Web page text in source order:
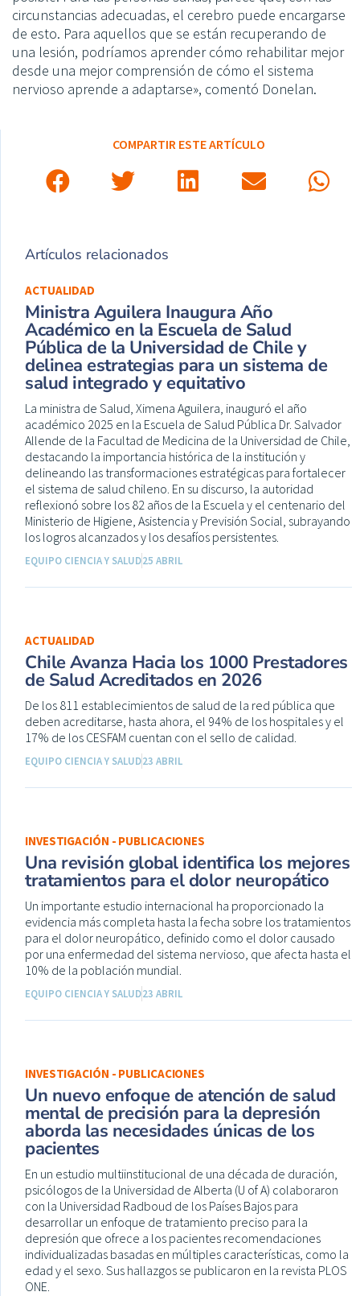
circunstancias adecuadas, el cerebro puede encargarse
de esto. Para aquellos que se están recuperando de
una lesión, podríamos aprender cómo rehabilitar mejor
desde una mejor comprensión de cómo el sistema
nervioso aprende a adaptarse», comentó Donelan.
COMPARTIR ESTE ARTÍCULO
Artículos relacionados
ACTUALIDAD
Ministra Aguilera Inaugura Año
Académico en la Escuela de Salud
Pública de la Universidad de Chile y
delinea estrategias para un sistema de
salud integrado y equitativo
La ministra de Salud, Ximena Aguilera, inauguró el año
académico 2025 en la Escuela de Salud Pública Dr. Salvador
Allende de la Facultad de Medicina de la Universidad de Chile,
destacando la importancia histórica de la institución y
delineando las transformaciones estratégicas para fortalecer
el sistema de salud chileno. En su discurso, la autoridad
reflexionó sobre los 82 años de la Escuela y el centenario del
Ministerio de Higiene, Asistencia y Previsión Social, subrayando
los logros alcanzados y los desafíos persistentes.
EQUIPO CIENCIA Y SALUD25 ABRIL
ACTUALIDAD
Chile Avanza Hacia los 1000 Prestadores
de Salud Acreditados en 2026
De los 811 establecimientos de salud de la red pública que
deben acreditarse, hasta ahora, el 94% de los hospitales y el
17% de los CESFAM cuentan con el sello de calidad.
EQUIPO CIENCIA Y SALUD23 ABRIL
INVESTIGACIÓN - PUBLICACIONES
Una revisión global identifica los mejores
tratamientos para el dolor neuropático
Un importante estudio internacional ha proporcionado la
evidencia más completa hasta la fecha sobre los tratamientos
para el dolor neuropático, definido como el dolor causado
por una enfermedad del sistema nervioso, que afecta hasta el
10% de la población mundial.
EQUIPO CIENCIA Y SALUD23 ABRIL
INVESTIGACIÓN - PUBLICACIONES
Un nuevo enfoque de atención de salud
mental de precisión para la depresión
aborda las necesidades únicas de los
pacientes
En un estudio multiinstitucional de una década de duración,
psicólogos de la Universidad de Alberta (U of A) colaboraron
con la Universidad Radboud de los Países Bajos para
desarrollar un enfoque de tratamiento preciso para la
depresión que ofrece a los pacientes recomendaciones
individualizadas basadas en múltiples características, como la
edad y el sexo. Sus hallazgos se publicaron en la revista PLOS
ONE.